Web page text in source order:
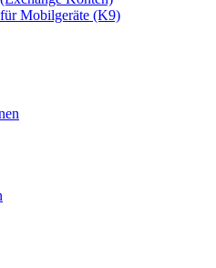
Mobilgeräte (K9)